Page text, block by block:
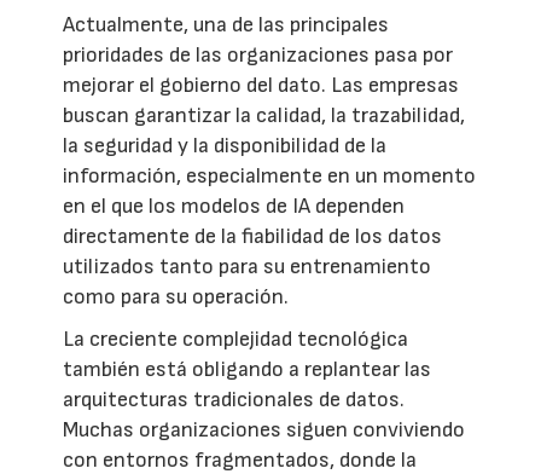
Actualmente, una de las principales
prioridades de las organizaciones pasa por
mejorar el gobierno del dato. Las empresas
buscan garantizar la calidad, la trazabilidad,
la seguridad y la disponibilidad de la
información, especialmente en un momento
en el que los modelos de IA dependen
directamente de la fiabilidad de los datos
utilizados tanto para su entrenamiento
como para su operación.
La creciente complejidad tecnológica
también está obligando a replantear las
arquitecturas tradicionales de datos.
Muchas organizaciones siguen conviviendo
con entornos fragmentados, donde la